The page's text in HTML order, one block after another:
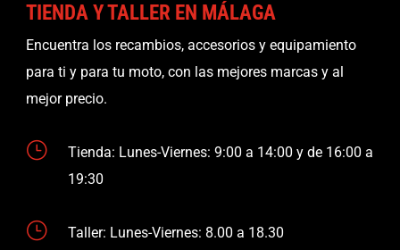
TIENDA Y TALLER EN MÁLAGA
Encuentra los recambios, accesorios y equipamiento
para ti y para tu moto, con las mejores marcas y al
mejor precio.
}
Tienda: Lunes-Viernes: 9:00 a 14:00 y de 16:00 a
19:30
}
Taller: Lunes-Viernes: 8.00 a 18.30